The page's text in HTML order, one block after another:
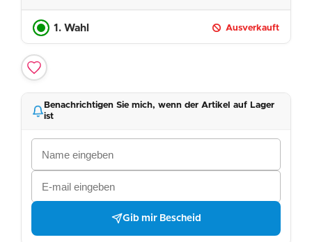
1. Wahl Ausverkauft
Benachrichtigen Sie mich, wenn der Artikel auf Lager
ist
Gib mir Bescheid